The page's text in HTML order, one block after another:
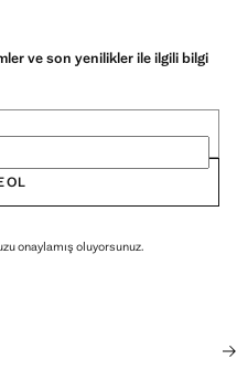
ve son yenilikler ile ilgili bilgi
OL
onaylamış oluyorsunuz.